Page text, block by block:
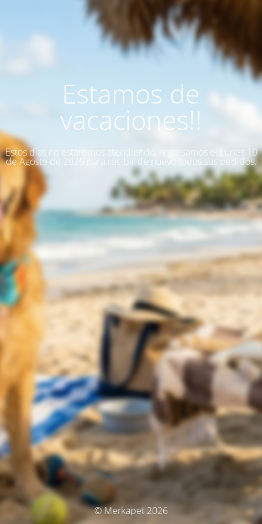
Estamos de
vacaciones!!
Estos días no estaremos atendiendo, regresamos el Lunes 10
de Agosto de 2026 para recibir de nuevo todos sus pedidos.
© Merkapet 2026